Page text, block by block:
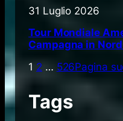
31 Luglio 2026
Tour Mondiale
Campagna in
1 2 … 526Pagina
Tags